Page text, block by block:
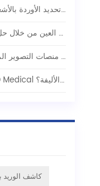
هل يمكن استخدام جهاز ZD Medical لتحديد الأوردة الوريدي للاستخدام مع الحيوانات الأليفة؟
كاشف الوريد